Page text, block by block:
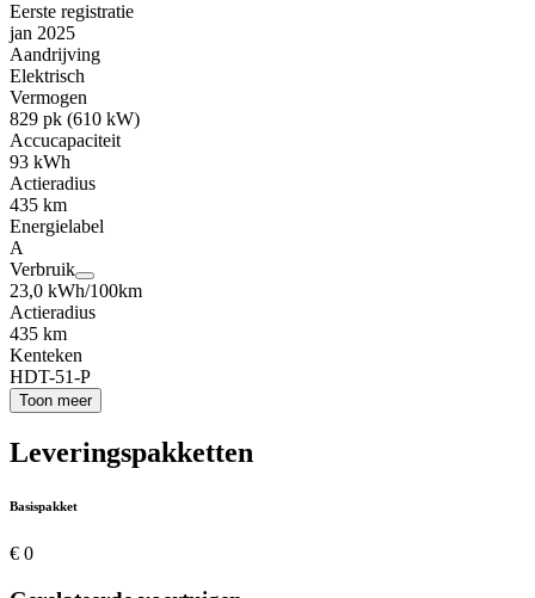
Eerste registratie
jan 2025
Aandrijving
Elektrisch
Vermogen
829 pk (610 kW)
Accucapaciteit
93 kWh
Actieradius
435 km
Energielabel
A
Verbruik
23,0 kWh/100km
Actieradius
435 km
Kenteken
HDT-51-P
Toon meer
Leveringspakketten
Basispakket
€ 0